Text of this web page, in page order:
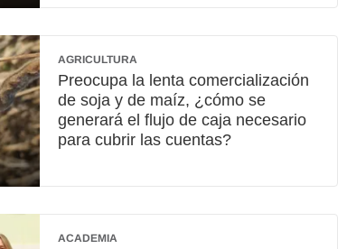
AGRICULTURA
Preocupa la lenta comercialización
de soja y de maíz, ¿cómo se
generará el flujo de caja necesario
para cubrir las cuentas?
ACADEMIA